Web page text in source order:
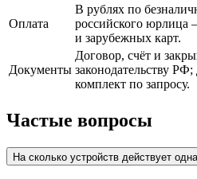
Оплата
В рублях по
российского юрлица
и зарубежных карт.
Документы
Договор, счёт и
законодательству
комплект по запросу.
Частые вопросы
На сколько устройств действует